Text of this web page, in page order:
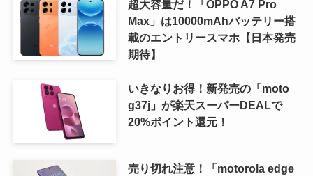
超大容量だ！「OPPO A7 Pro
Max」は10000mAhバッテリー搭
載のエントリースマホ【日本発売
期待】
いきなりお得！新発売の「moto
g37j」が楽天スーパーDEALで
20%ポイント還元！
売り切れ注意！「motorola edge